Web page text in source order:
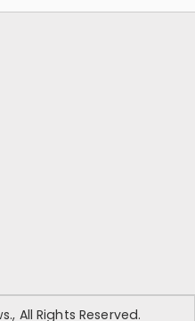
All Rights Reserved.